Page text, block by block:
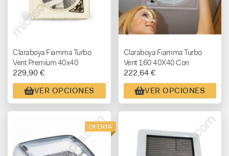
Claraboya Fiamma Turbo
Vent Premium 40x40
229,90 €
VER OPCIONES
Claraboya Fiamma Turbo
Vent 160 40X40 Con
Termostato
222,64 €
VER OPCIONES
OFERTA